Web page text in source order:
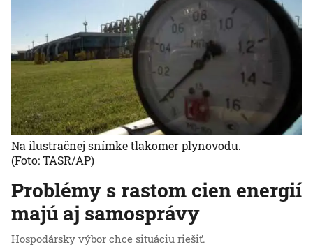
Problémy s rastom cien energií
majú aj samosprávy
Hospodársky výbor chce situáciu riešiť.
Na ilustračnej snímke tlakomer plynovodu.
(Foto: TASR/AP)